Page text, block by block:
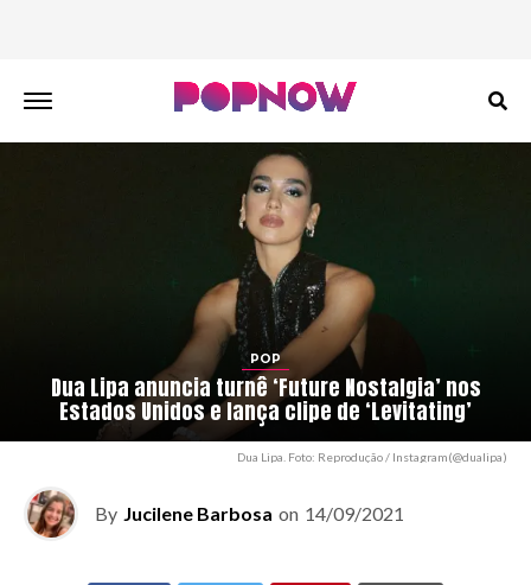
POP
Dua Lipa anuncia turnê ‘Future Nostalgia’ nos
Estados Unidos e lança clipe de ‘Levitating’
Dua Lipa. Foto: Reprodução / Instagram(@dualipa)
By Jucilene Barbosa on 14/09/2021